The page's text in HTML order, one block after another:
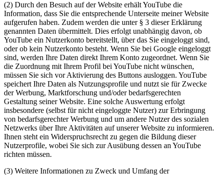
(2) Durch den Besuch auf der Website erhält YouTube die
Information, dass Sie die entsprechende Unterseite meiner Website
aufgerufen haben. Zudem werden die unter § 3 dieser Erklärung
genannten Daten übermittelt. Dies erfolgt unabhängig davon, ob
YouTube ein Nutzerkonto bereitstellt, über das Sie eingeloggt sind,
oder ob kein Nutzerkonto besteht. Wenn Sie bei Google eingeloggt
sind, werden Ihre Daten direkt Ihrem Konto zugeordnet. Wenn Sie
die Zuordnung mit Ihrem Profil bei YouTube nicht wünschen,
müssen Sie sich vor Aktivierung des Buttons ausloggen. YouTube
speichert Ihre Daten als Nutzungsprofile und nutzt sie für Zwecke
der Werbung, Marktforschung und/oder bedarfsgerechten
Gestaltung seiner Website. Eine solche Auswertung erfolgt
insbesondere (selbst für nicht eingeloggte Nutzer) zur Erbringung
von bedarfsgerechter Werbung und um andere Nutzer des sozialen
Netzwerks über Ihre Aktivitäten auf unserer Website zu informieren.
Ihnen steht ein Widerspruchsrecht zu gegen die Bildung dieser
Nutzerprofile, wobei Sie sich zur Ausübung dessen an YouTube
richten müssen.
(3) Weitere Informationen zu Zweck und Umfang der